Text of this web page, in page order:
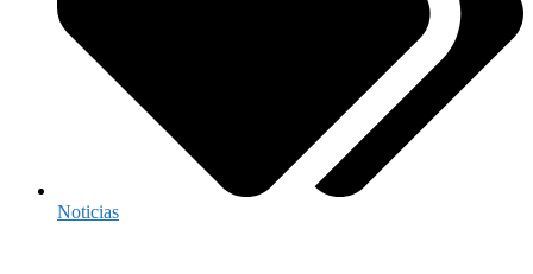
Noticias